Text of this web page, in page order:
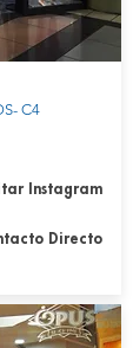
C4
Instagram
Directo